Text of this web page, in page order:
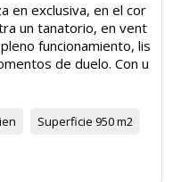
en exclusiva, en el cor
un tanatorio, en vent
funcionamiento, lis
de duelo. Con u
Superficie 950 m2